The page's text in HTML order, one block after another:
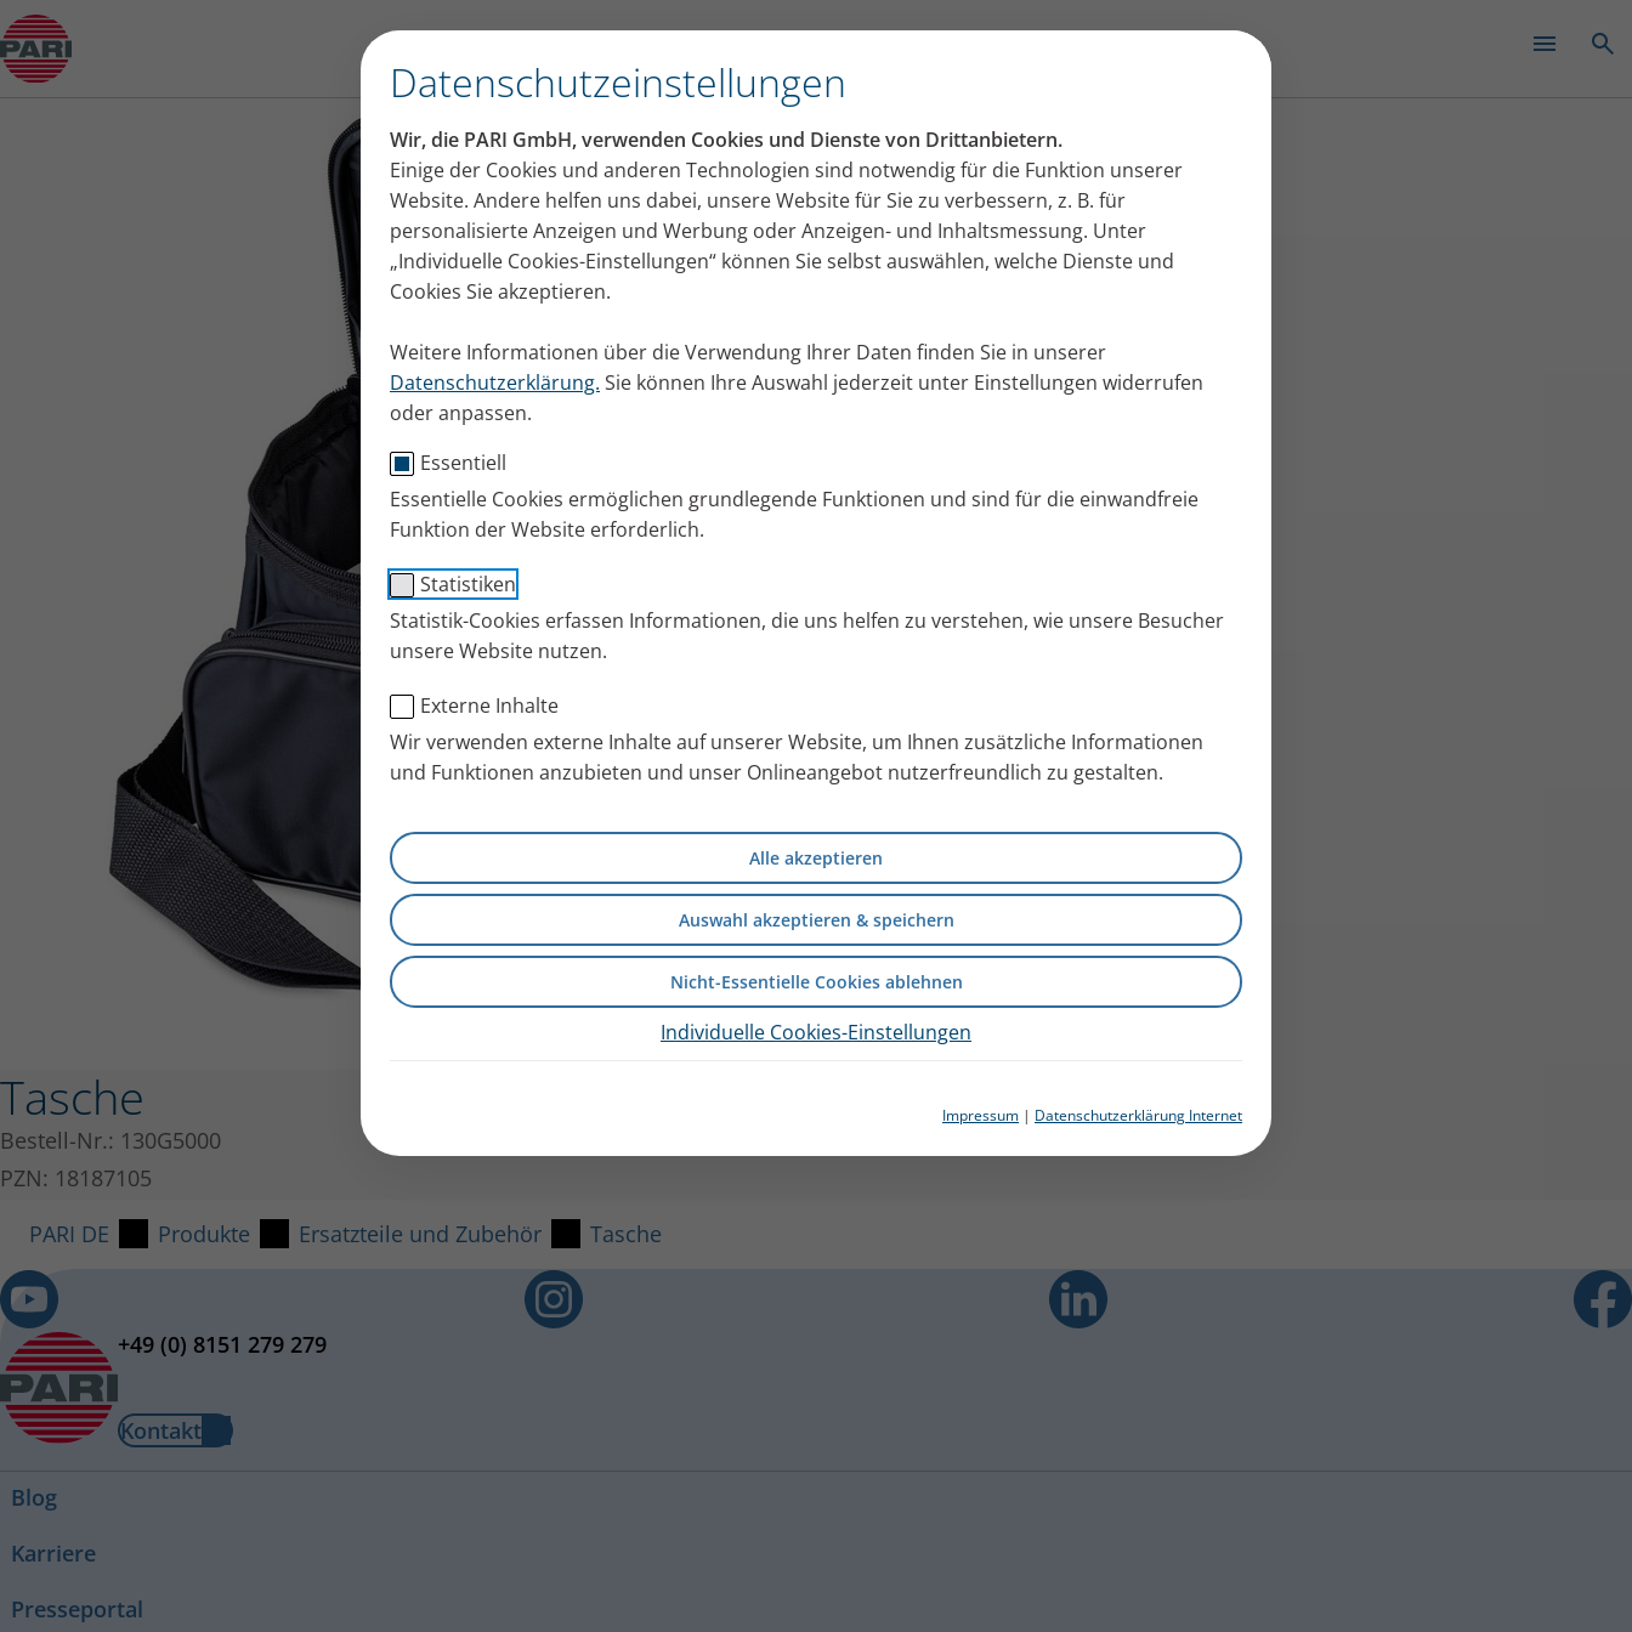
Datenschutzeinstellungen
Wir, die PARI GmbH, verwenden Cookies und Dienste von Drittanbietern.
Einige der Cookies und anderen Technologien sind notwendig für die Funktion unserer
Website. Andere helfen uns dabei, unsere Website für Sie zu verbessern, z. B. für
personalisierte Anzeigen und Werbung oder Anzeigen- und Inhaltsmessung. Unter
„Individuelle Cookies-Einstellungen“ können Sie selbst auswählen, welche Dienste und
Cookies Sie akzeptieren.
Weitere Informationen über die Verwendung Ihrer Daten finden Sie in unserer
Datenschutzerklärung. Sie können Ihre Auswahl jederzeit unter Einstellungen widerrufen
oder anpassen.
Essentiell
Essentielle Cookies ermöglichen grundlegende Funktionen und sind für die einwandfreie
Funktion der Website erforderlich.
Statistiken
Statistik-Cookies erfassen Informationen, die uns helfen zu verstehen, wie unsere Besucher
unsere Website nutzen.
Externe Inhalte
Wir verwenden externe Inhalte auf unserer Website, um Ihnen zusätzliche Informationen
und Funktionen anzubieten und unser Onlineangebot nutzerfreundlich zu gestalten.
Alle akzeptieren
Auswahl akzeptieren & speichern
Nicht-Essentielle Cookies ablehnen
Individuelle Cookies-Einstellungen
Impressum | Datenschutzerklärung Internet
Produktberater
Tasche
Bestell-Nr.: 130G5000
PZN: 18187105
PARI DE
Produkte Ersatzteile und Zubehör Tasche
+49 (0) 8151 279 279
Kontakt
Blog
Karriere
Presseportal